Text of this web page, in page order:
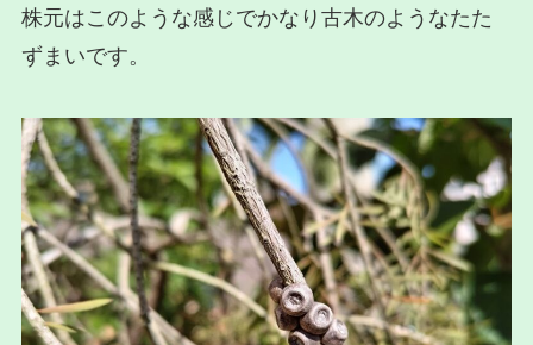
株元はこのような感じでかなり古木のようなたた
ずまいです。